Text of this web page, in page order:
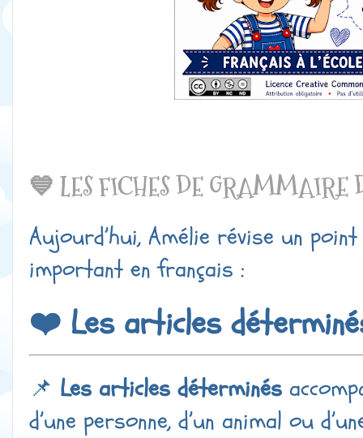
💙 LES FICHES DE GRAMMAIRE
Aujourd’hui, Amélie révise un
important en français :
❤️ Les articles
📌 Les articles déterminés
d’une personne, d’un animal ou